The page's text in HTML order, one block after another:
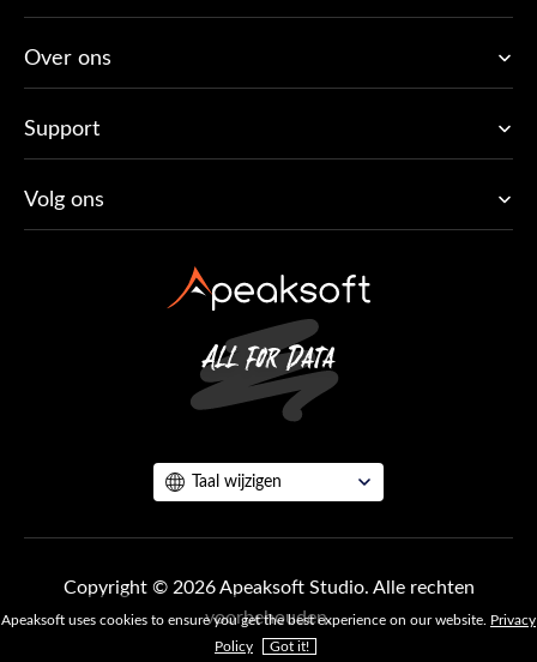
Over ons
Support
Volg ons
Taal wijzigen
Copyright © 2026 Apeaksoft Studio. Alle rechten
voorbehouden.
Apeaksoft uses cookies to ensure you get the best experience on our website. Privacy
Policy
Got it!